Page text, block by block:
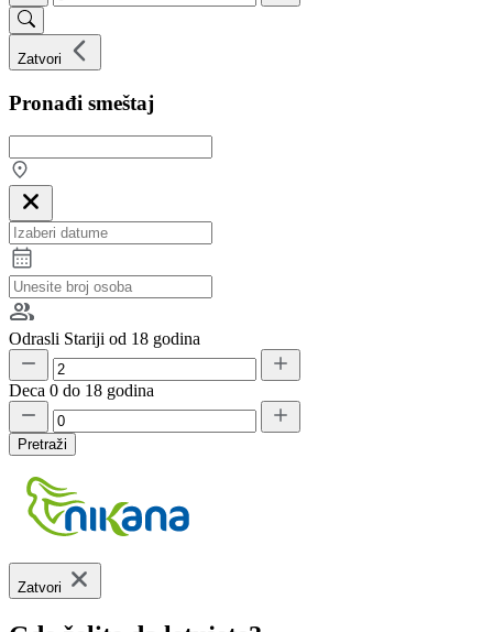
Zatvori
Pronađi smeštaj
Odrasli Stariji od 18 godina
Deca 0 do 18 godina
Pretraži
Zatvori